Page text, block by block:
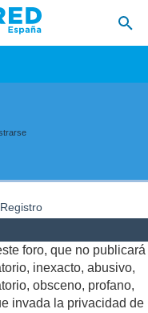
foro, que no publicará
inexacto, abusivo,
obsceno, profano,
invada la privacidad de